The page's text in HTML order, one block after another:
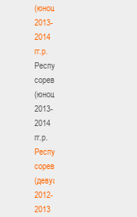
(юноши)
2013-
2014
гг.р.
Республиканские
соревнования
(юноши)
2013-
2014
гг.р.
Республиканские
соревнования
(девушки)
2012-
2013